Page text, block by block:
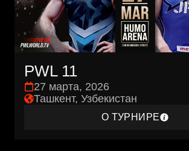
PWL 11
27 марта, 2026
Ташкент, Узбекистан
О ТУРНИРЕ